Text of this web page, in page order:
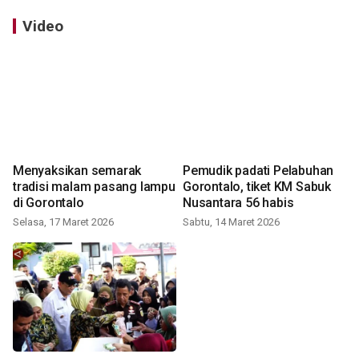
Video
Menyaksikan semarak
tradisi malam pasang lampu
di Gorontalo
Selasa, 17 Maret 2026
Pemudik padati Pelabuhan
Gorontalo, tiket KM Sabuk
Nusantara 56 habis
Sabtu, 14 Maret 2026